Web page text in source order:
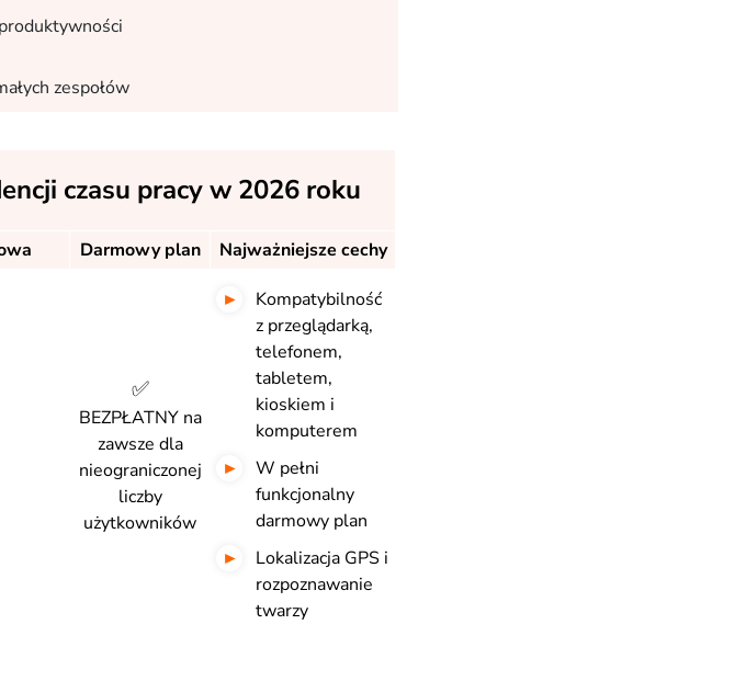
zespołów
czasu pracy w 2026 roku
Darmowy plan Najważniejsze cechy
✅
BEZPŁATNY na
zawsze dla
nieograniczonej
liczby
użytkowników
Kompatybilność
z przeglądarką,
telefonem,
tabletem,
kioskiem i
komputerem
W pełni
funkcjonalny
darmowy plan
Lokalizacja GPS i
rozpoznawanie
twarzy